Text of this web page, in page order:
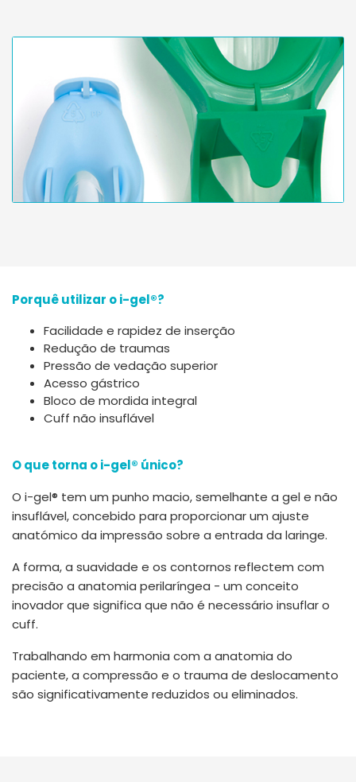
Porquê utilizar o i-gel®?
Facilidade e rapidez de inserção
Redução de traumas
Pressão de vedação superior
Acesso gástrico
Bloco de mordida integral
Cuff não insuflável
O que torna o i-gel® único?
O i-gel® tem um punho macio, semelhante a gel e não
insuflável, concebido para proporcionar um ajuste
anatómico da impressão sobre a entrada da laringe.
A forma, a suavidade e os contornos reflectem com
precisão a anatomia perilaríngea - um conceito
inovador que significa que não é necessário insuflar o
cuff.
Trabalhando em harmonia com a anatomia do
paciente, a compressão e o trauma de deslocamento
são significativamente reduzidos ou eliminados.